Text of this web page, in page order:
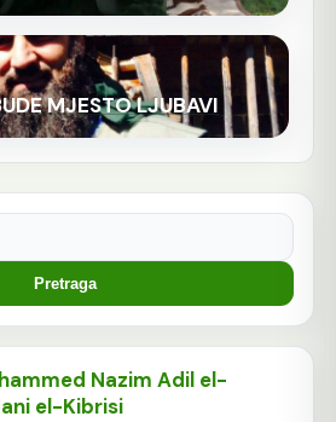
MJESTO LJUBAVI
Nazim Adil el-
el-Kibrisi